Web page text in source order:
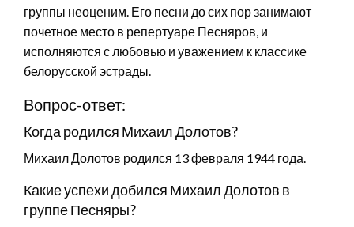
группы неоценим. Его песни до сих пор занимают
почетное место в репертуаре Песняров, и
исполняются с любовью и уважением к классике
белорусской эстрады.
Вопрос-ответ:
Когда родился Михаил Долотов?
Михаил Долотов родился 13 февраля 1944 года.
Какие успехи добился Михаил Долотов в
группе Песняры?